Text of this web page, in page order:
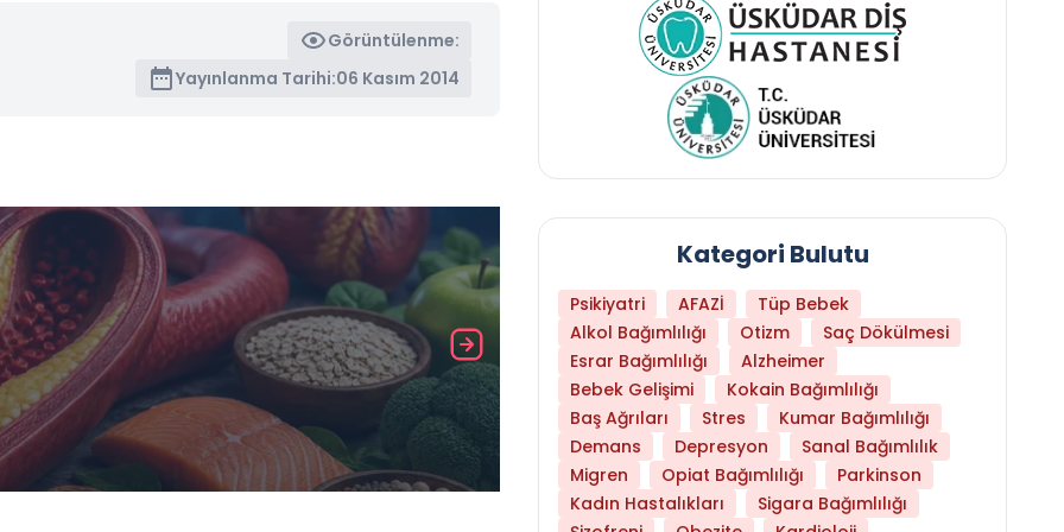
Görüntülenme:
Yayınlanma Tarihi:06 Kasım 2014
Daha Az Protein Tüketmek Yaşlanmayı
Kategori Bulutu
Psikiyatri AFAZİ
Tüp Bebek
Alkol Bağımlılığı
Otizm
Saç Dökülmesi
Esrar Bağımlılığı
Alzheimer
Bebek Gelişimi
Kokain Bağımlılığı
Baş Ağrıları
Stres
Kumar Bağımlılığı
Demans
Depresyon
Sanal Bağımlılık
Migren
Opiat Bağımlılığı
Parkinson
Kadın Hastalıkları
Sigara Bağımlılığı